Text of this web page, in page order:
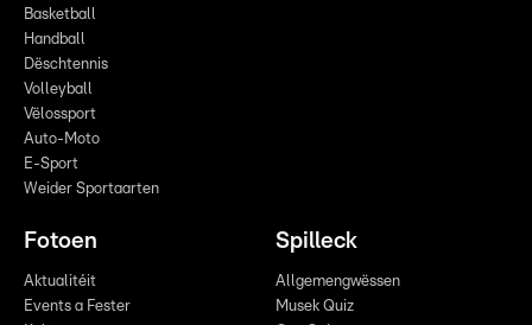
Basketball
Handball
Dëschtennis
Volleyball
Vëlossport
Auto-Moto
E-Sport
Weider Sportaarten
Fotoen
Aktualitéit
Events a Fester
Spilleck
Allgemengwëssen
Musek Quiz